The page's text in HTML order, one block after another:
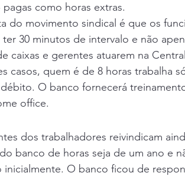
como horas extras.
do movimento sindical é que os
30 minutos de intervalo e não
caixas e gerentes atuarem na
casos, quem é de 8 horas trabalha
O banco fornecerá
office.
dos trabalhadores reivindicam
banco de horas seja de um ano e
inicialmente. O banco ficou de